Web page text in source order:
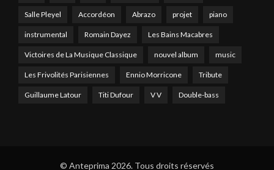
Salle Pleyel Accordéon Abrazo projet piano
instrumental Romain Dayez Les Bains Macabres
Victoires de La Musique Classique nouvel album music
Les Frivolités Parisiennes Ennio Morricone Tribute
Guillaume Latour Titi Dufour V V Double-bass
© Anteprima 2026. Tous droits réservés